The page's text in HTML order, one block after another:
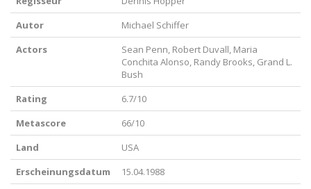
Autor
Michael Schiffer
Actors
Sean Penn, Robert Duvall, Maria
Conchita Alonso, Randy Brooks, Grand L.
Bush
Rating
6.7/10
Metascore
66/10
Land
USA
Erscheinungsdatum
15.04.1988